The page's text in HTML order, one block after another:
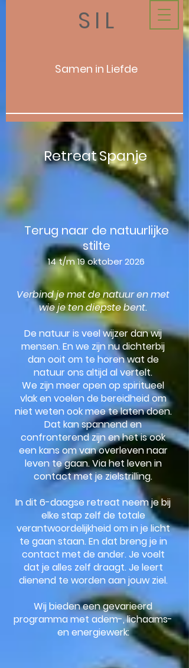
SIL
Samen in Liefde
RetreatSpanje
Verbind je met de natuur en met
wie je ten diepste bent.
De natuur is veel wijzer dan wij
mensen. En we zijn nu dichterbij
dan ooit om te horen wat de
natuur ons altijd al vertelt.
We zijn meer open op spiritueel
vlak en voelen de bereidheid om
niet weten ook mee te laten doen.
Dat kan spannend en
confronterend zijn en het is ook
een kans om van overleven naar
leven te gaan. Via het leven in
contact met je zielstrilling.
In dit 6-daagse retreat neem je bij
elke stap zelf de totale
verantwoordelijkheid om in je licht
te gaan staan. En dat breng je in
contact met de ander. Je voelt
dat je alles zelf draagt. Je leert
dienend te worden aan jouw ziel.
Wij bieden een gevarieerd
programma met adem-, lichaams-
en energiewerk:​
Terug naar de natuurlijke
stilte
14 t/m 19 oktober 2026